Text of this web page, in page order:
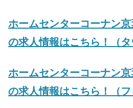
ホームセンターコーナン
の求人情報はこちら！（タ
ホームセンターコーナン
の求人情報はこちら！（フ